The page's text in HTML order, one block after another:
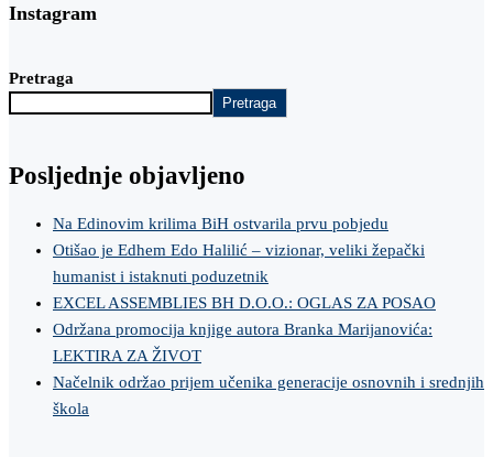
Instagram
Pretraga
Pretraga
Posljednje objavljeno
Na Edinovim krilima BiH ostvarila prvu pobjedu
Otišao je Edhem Edo Halilić – vizionar, veliki žepački
humanist i istaknuti poduzetnik
EXCEL ASSEMBLIES BH D.O.O.: OGLAS ZA POSAO
Održana promocija knjige autora Branka Marijanovića:
LEKTIRA ZA ŽIVOT
Načelnik održao prijem učenika generacije osnovnih i srednjih
škola